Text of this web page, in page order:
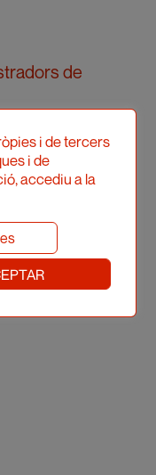
de
i de tercers
i de
accediu a la